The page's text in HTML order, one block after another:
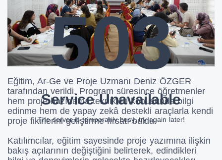
Eğitim, Ar-Ge ve Proje Uzmanı Deniz ÖZGER
tarafından verildi. Program süresince öğretmenler
hem proje hazırlama teknikleri konusunda bilgi
edinme hem de yapay zekâ destekli araçlarla kendi
proje fikirlerini geliştirme fırsatı buldu.
Katılımcılar, eğitim sayesinde proje yazımına ilişkin
bakış açılarının değiştiğini belirterek, edindikleri
503
Service Unavailable
The server is temporarily busy, try again later!